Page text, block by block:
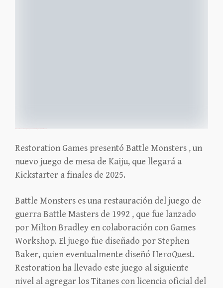
Restoration Games presentó Battle Monsters , un
nuevo juego de mesa de Kaiju, que llegará a
Kickstarter a finales de 2025.
Battle Monsters es una restauración del juego de
guerra Battle Masters de 1992 , que fue lanzado
por Milton Bradley en colaboración con Games
Workshop. El juego fue diseñado por Stephen
Baker, quien eventualmente diseñó HeroQuest.
Restoration ha llevado este juego al siguiente
nivel al agregar los Titanes con licencia oficial del